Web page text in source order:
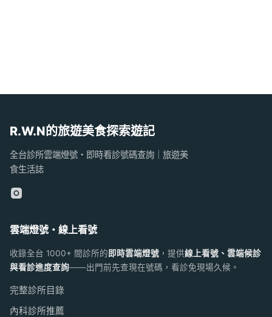
R.W.N的旅遊美食探索遊記
全台診所雲端燈號・即時看診號碼查詢｜旅遊美
食生活誌
雲端燈號・線上看號
收錄全台 1000+ 間診所的 即時雲端燈號 ，提供線上看號、雲端候診
與看診進度查詢——出門前先查現在號碼，看診免現場久候。
完整診所目錄
內科診所推薦